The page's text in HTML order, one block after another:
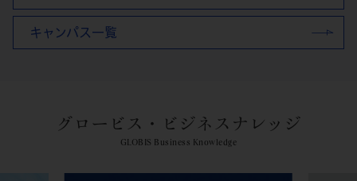
キャンパス一覧
グロービス・ビジネスナレッジ
GLOBIS Business Knowledge